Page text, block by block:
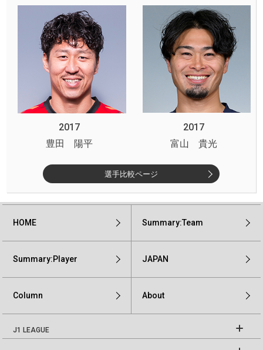
2017
2017
豊田 陽平
富山 貴光
選手比較ページ
HOME Summary:Team
Summary:Player JAPAN
Column About
J1 LEAGUE